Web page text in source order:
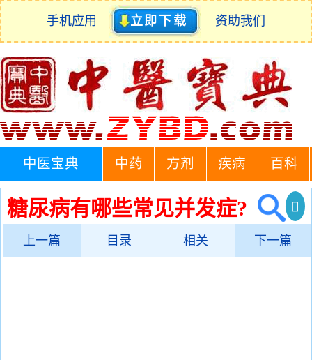
手机应用 立即下载 资助我们
中医宝典 中药 方剂 疾病 百科
糖尿病有哪些常见并发症?
上一篇 目录 相关 下一篇